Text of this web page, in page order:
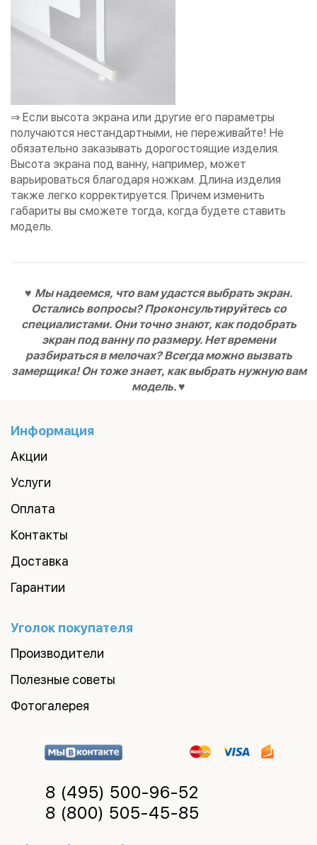
⇒ Если высота экрана или другие его параметры
получаются нестандартными, не переживайте! Не
обязательно заказывать дорогостоящие изделия.
Высота экрана под ванну, например, может
варьироваться благодаря ножкам. Длина изделия
также легко корректируется. Причем изменить
габариты вы сможете тогда, когда будете ставить
модель.
♥ Мы надеемся, что вам удастся выбрать экран.
Остались вопросы? Проконсультируйтесь со
специалистами. Они точно знают, как подобрать
экран под ванну по размеру. Нет времени
разбираться в мелочах? Всегда можно вызвать
замерщика! Он тоже знает, как выбрать нужную вам
модель. ♥
Информация
Акции
Услуги
Оплата
Контакты
Доставка
Гарантии
Уголок покупателя
Производители
Полезные советы
Фотогалерея
8 (495) 500-96-52
8 (800) 505-45-85